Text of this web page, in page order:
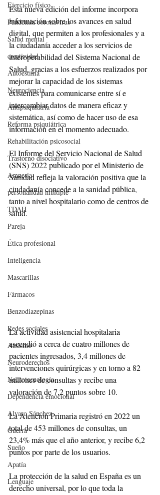
Ejercicio físico
Pandemia coronavirus
Salud mental
creatividad
Autoestima
Neurociencia
Antipsiquiatría
Reforma psiquiátrica
Rehabilitación psicosocial
Trastorno disociativo
Amnesia
personalidad múltiple
TDAH
Pareja
Ética profesional
Inteligencia
Mascarillas
Fármacos
Benzodiazepinas
Redes sociales
Autismo
Neuroderechos
Neurotecnología
Dependencia emocional
Alvaro Sánchez
Guerra
Sueño
Apatía
Lenguaje
Esta nueva edición del informe incorpora
información sobre los avances en salud
digital, que permiten a los profesionales y a
la ciudadanía acceder a los servicios de
interoperabilidad del Sistema Nacional de
Salud, gracias a los esfuerzos realizados por
mejorar la capacidad de los sistemas
existentes para comunicarse entre sí e
intercambiar datos de manera eficaz y
sistemática, así como de hacer uso de esa
información en el momento adecuado.
El Informe del Servicio Nacional de Salud
(SNS) 2022 publicado por el Ministerio de
Sanidad refleja la valoración positiva que la
ciudadanía concede a la sanidad pública,
tanto a nivel hospitalario como de centros de
salud.
La actividad asistencial hospitalaria
ascendió a cerca de cuatro millones de
pacientes ingresados, 3,4 millones de
intervenciones quirúrgicas y en torno a 82
millones de consultas y recibe una
valoración de 7,2 puntos sobre 10.
La Atención Primaria registró en 2022 un
total de 453 millones de consultas, un
23,4% más que el año anterior, y recibe 6,2
puntos por parte de los usuarios.
La protección de la salud en España es un
derecho universal, por lo que toda la